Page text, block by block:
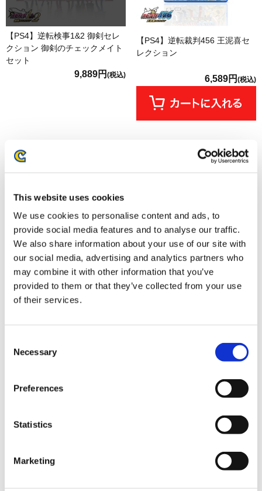
This website uses cookies
We use cookies to personalise content and ads, to
provide social media features and to analyse our traffic.
We also share information about your use of our site with
our social media, advertising and analytics partners who
may combine it with other information that you’ve
provided to them or that they’ve collected from your use
of their services.
Selection
Necessary
Preferences
Statistics
Marketing
【PS4】逆転検事1&2 御剣セレ
クション 御剣のチェックメイト
セット
9,889円 (税込)
【PS4】逆転裁判456 王泥喜セ
レクション
6,589円 (税込)
【オフィシャルショップ限定】
くるみたぴぬい 大逆転裁判 成歩
堂 龍ノ介
【オフィシャルショップ限定】
くるみたぴぬいポーチ 逆転裁判